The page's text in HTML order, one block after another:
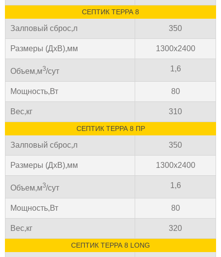
СЕПТИК ТЕРРА 8
Залповый сброс,л 350
Размеры (ДхВ),мм 1300х2400
Объем,м3/сут 1,6
Мощность,Вт 80
Вес,кг 310
СЕПТИК ТЕРРА 8 ПР
Залповый сброс,л 350
Размеры (ДхВ),мм 1300х2400
Объем,м3/сут 1,6
Мощность,Вт 80
Вес,кг 320
СЕПТИК ТЕРРА 8 LONG